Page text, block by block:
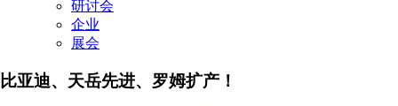
研讨会
企业
展会
比亚迪、天岳先进、罗姆扩产！